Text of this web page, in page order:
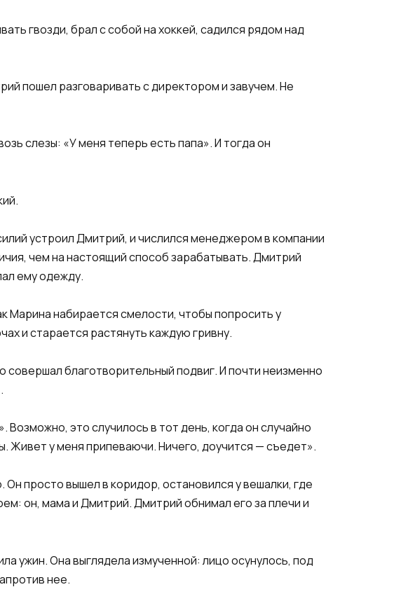
гвозди, брал с собой на хоккей, садился рядом над
пошел разговаривать с директором и завучем. Не
слезы: «У меня теперь есть папа». И тогда он
устроил Дмитрий, и числился менеджером в компании
чем на настоящий способ зарабатывать. Дмитрий
ему одежду.
Марина набирается смелости, чтобы попросить у
и старается растянуть каждую гривну.
совершал благотворительный подвиг. И почти неизменно
это случилось в тот день, когда он случайно
у меня припеваючи. Ничего, доучится — съедет».
просто вышел в коридор, остановился у вешалки, где
он, мама и Дмитрий. Дмитрий обнимал его за плечи и
ужин. Она выглядела измученной: лицо осунулось, под
нее.